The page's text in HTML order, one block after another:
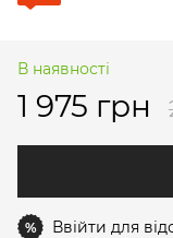
В наявності
1 975 грн
% Ввійти для